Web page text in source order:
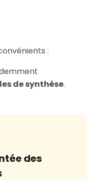
:
de synthèse.
des